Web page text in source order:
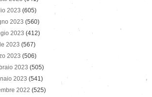
2023 (605)
2023 (560)
2023 (412)
2023 (567)
2023 (506)
2023 (505)
2023 (541)
2022 (525)